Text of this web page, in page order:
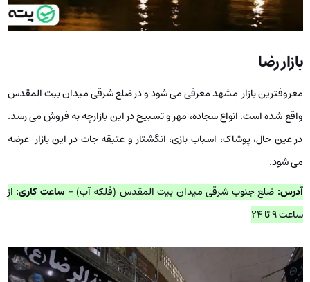
بازار رضا
معروف­ترین بازار مشهد معرفی می ­شود و در ضلع شرقی میدان بیت المقدس
واقع شده است. انواع سجاده، مهر و تسبیح در این بازارچه به فروش می­ رسد.
در عین حال، پوشاک، اسباب بازی، انگشتار و عتیقه جات در این بازار عرضه
می­ شود.
آدرس: ضلع جنوب شرقی میدان بیت المقدس (فلکه آب) – ساعت کاری: از
ساعت ۹ تا ۲۴